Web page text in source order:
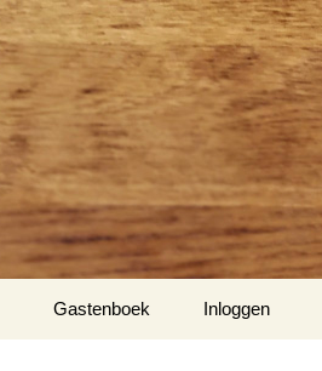
Gastenboek
Inloggen